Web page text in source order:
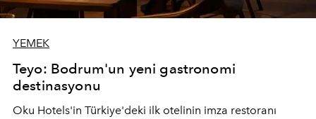
YEMEK
Teyo: Bodrum'un yeni gastronomi
destinasyonu
Oku Hotels'in Türkiye'deki ilk otelinin imza restoranı